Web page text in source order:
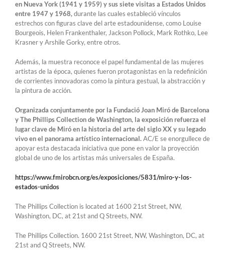
en Nueva York (1941 y 1959) y sus siete visitas a Estados Unidos
entre 1947 y 1968,durante las cuales estableció vínculos
estrechos con figuras clave del arte estadounidense, como Louise
Bourgeois, Helen Frankenthaler, Jackson Pollock, Mark Rothko, Lee
Krasner y Arshile Gorky, entre otros.
Además, la muestra reconoce el papel fundamental de las mujeres
artistas de la época, quienes fueron protagonistas en la redefinición
de corrientes innovadoras como la pintura gestual, la abstracción y
la pintura de acción.
Organizada conjuntamente por la Fundació Joan Miró de Barcelona
y The Phillips Collection de Washington, la exposición refuerza el
lugar clave de Miró en la historia del arte del siglo XX y su legado
vivo en el panorama artístico internacional.AC/E se enorgullece de
apoyar esta destacada iniciativa que pone en valor la proyección
global de uno de los artistas más universales de España.
https://www.fmirobcn.org/es/exposiciones/5831/miro-y-los-
estados-unidos
The Phillips Collection is located at 1600 21st Street, NW,
Washington, DC, at 21st and Q Streets, NW.
The Phillips Collection. 1600 21st Street, NW, Washington, DC, at
21st and Q Streets, NW.